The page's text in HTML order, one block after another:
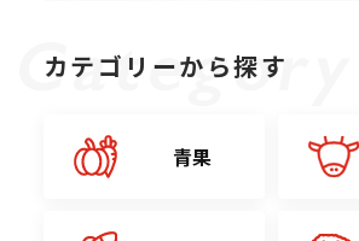
カテゴリーから探す
青果